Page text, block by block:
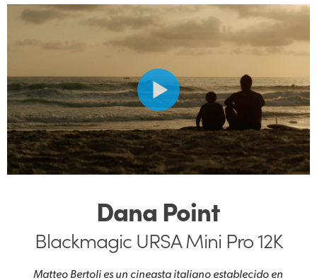
Dana Point
Blackmagic URSA Mini Pro 12K
Matteo Bertoli es un cineasta italiano establecido en